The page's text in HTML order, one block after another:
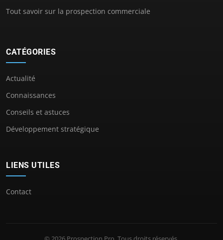
Tout savoir sur la prospection commerciale
CATÉGORIES
Actualité
Connaissances
Conseils et astuces
Développement stratégique
LIENS UTILES
Contact